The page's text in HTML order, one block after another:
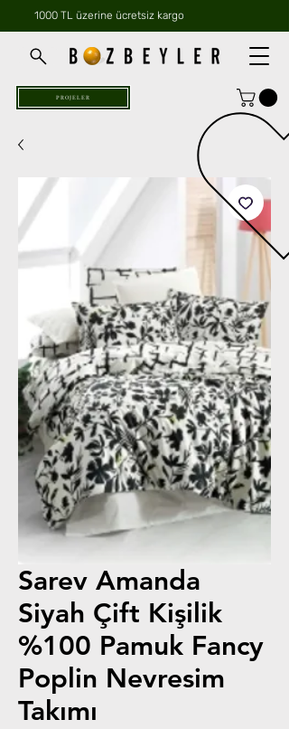
1000 TL üzerine ücretsiz kargo
PROJELER
Sarev Amanda
Siyah Çift Kişilik
%100 Pamuk Fancy
Poplin Nevresim
Takımı